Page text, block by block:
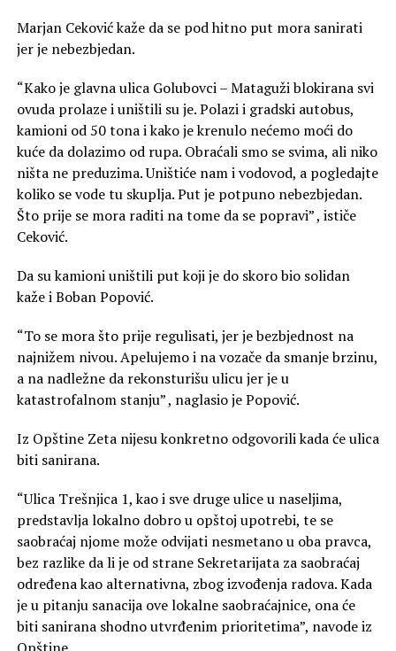
Marjan Ceković kaže da se pod hitno put mora sanirati
jer je nebezbjedan.
“Kako je glavna ulica Golubovci – Mataguži blokirana svi
ovuda prolaze i uništili su je. Polazi i gradski autobus,
kamioni od 50 tona i kako je krenulo nećemo moći do
kuće da dolazimo od rupa. Obraćali smo se svima, ali niko
ništa ne preduzima. Uništiće nam i vodovod, a pogledajte
koliko se vode tu skuplja. Put je potpuno nebezbjedan.
Što prije se mora raditi na tome da se popravi” , ističe
Ceković.
Da su kamioni uništili put koji je do skoro bio solidan
kaže i Boban Popović.
“To se mora što prije regulisati, jer je bezbjednost na
najnižem nivou. Apelujemo i na vozače da smanje brzinu,
a na nadležne da rekonsturišu ulicu jer je u
katastrofalnom stanju” , naglasio je Popović.
Iz Opštine Zeta nijesu konkretno odgovorili kada će ulica
biti sanirana.
“Ulica Trešnjica 1, kao i sve druge ulice u naseljima,
predstavlja lokalno dobro u opštoj upotrebi, te se
saobraćaj njome može odvijati nesmetano u oba pravca,
bez razlike da li je od strane Sekretarijata za saobraćaj
određena kao alternativna, zbog izvođenja radova. Kada
je u pitanju sanacija ove lokalne saobraćajnice, ona će
biti sanirana shodno utvrđenim prioritetima”, navode iz